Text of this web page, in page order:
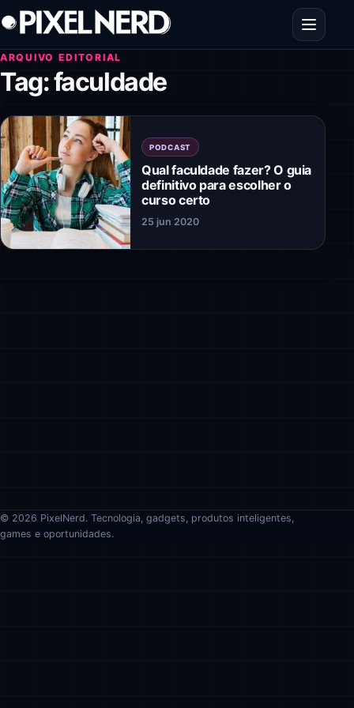
Pular para o conteúdo
Abrir
ARQUIVO EDITORIAL
Tag:faculdade
PODCAST
Qual faculdade fazer? O guia
definitivo para escolher o
curso certo
25 jun 2020
© 2026 PixelNerd. Tecnologia, gadgets, produtos inteligentes,
games e oportunidades.